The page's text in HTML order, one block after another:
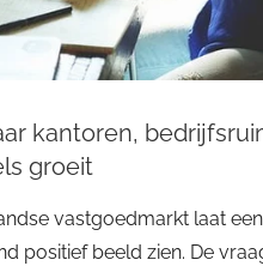
kantoren,
groeit
vastgoedmarkt laat een
positief beeld zien. De